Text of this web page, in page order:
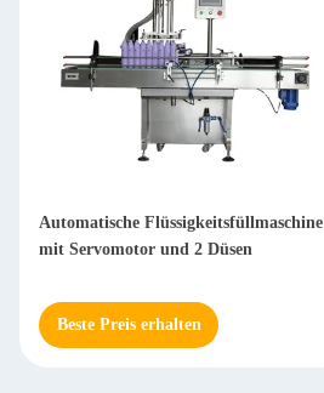
Automatische Flüssigkeitsfüllmaschine
mit Servomotor und 2 Düsen
Beste Preis erhalten